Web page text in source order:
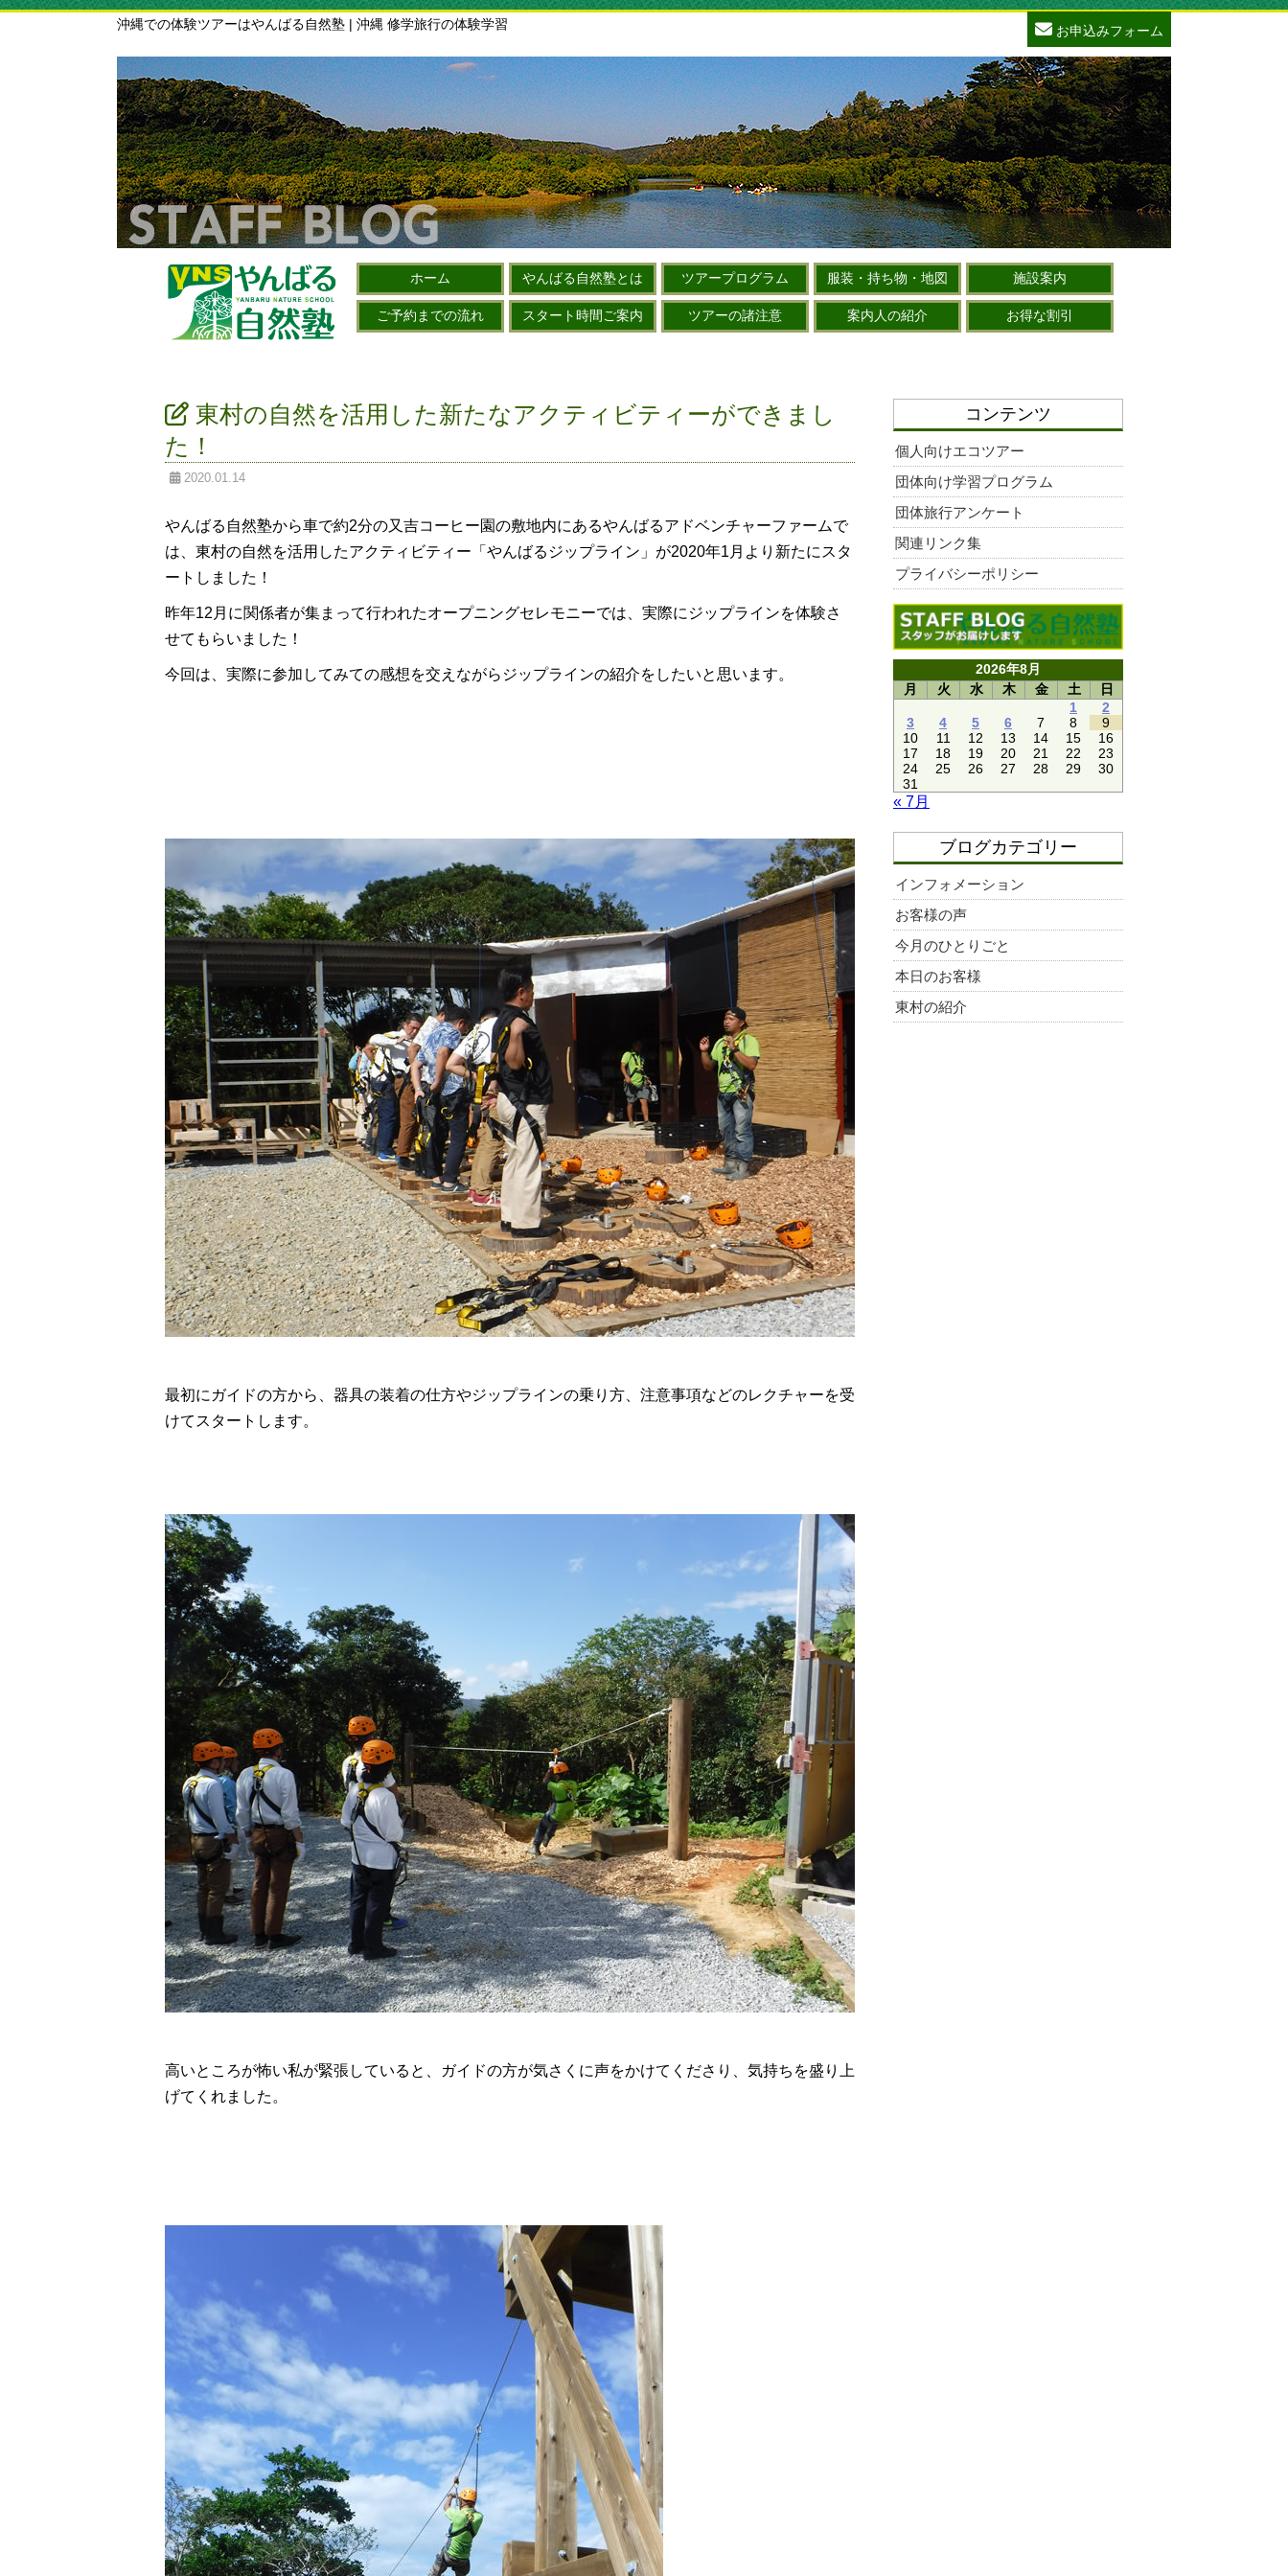
沖縄での体験ツアーはやんばる自然塾 | 沖縄 修学旅行の体験学習 お申込みフォーム
ホーム やんばる自然塾とは ツアープログラム 服装・持ち物・地図 施設案内
ご予約までの流れ スタート時間ご案内 ツアーの諸注意 案内人の紹介 お得な割引
東村の自然を活用した新たなアクティビティーができまし
た！
2020.01.14
やんばる自然塾から車で約2分の又吉コーヒー園の敷地内にあるやんばるアドベンチャーファームで
は、東村の自然を活用したアクティビティー「やんばるジップライン」が2020年1月より新たにスタ
ートしました！
昨年12月に関係者が集まって行われたオープニングセレモニーでは、実際にジップラインを体験さ
せてもらいました！
今回は、実際に参加してみての感想を交えながらジップラインの紹介をしたいと思います。
最初にガイドの方から、器具の装着の仕方やジップラインの乗り方、注意事項などのレクチャーを受
けてスタートします。
高いところが怖い私が緊張していると、ガイドの方が気さくに声をかけてくださり、気持ちを盛り上
げてくれました。
コンテンツ
個人向けエコツアー
団体向け学習プログラム
団体旅行アンケート
関連リンク集
プライバシーポリシー
2026年8月
月
火 水 木 金 土
日
1
2
3
4 5 6 7 8
9
10
11 12 13 14 15
16
17
18 19 20 21 22
23
24
25 26 27 28 29
30
31
« 7月
ブログカテゴリー
インフォメーション
お客様の声
今月のひとりごと
本日のお客様
東村の紹介